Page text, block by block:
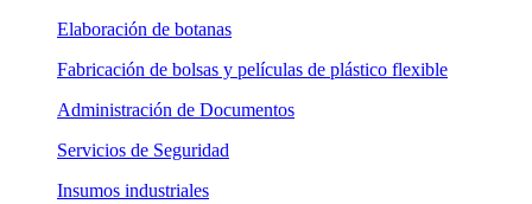
Elaboración de botanas
Fabricación de bolsas y películas de plástico flexible
Administración de Documentos
Servicios de Seguridad
Insumos industriales